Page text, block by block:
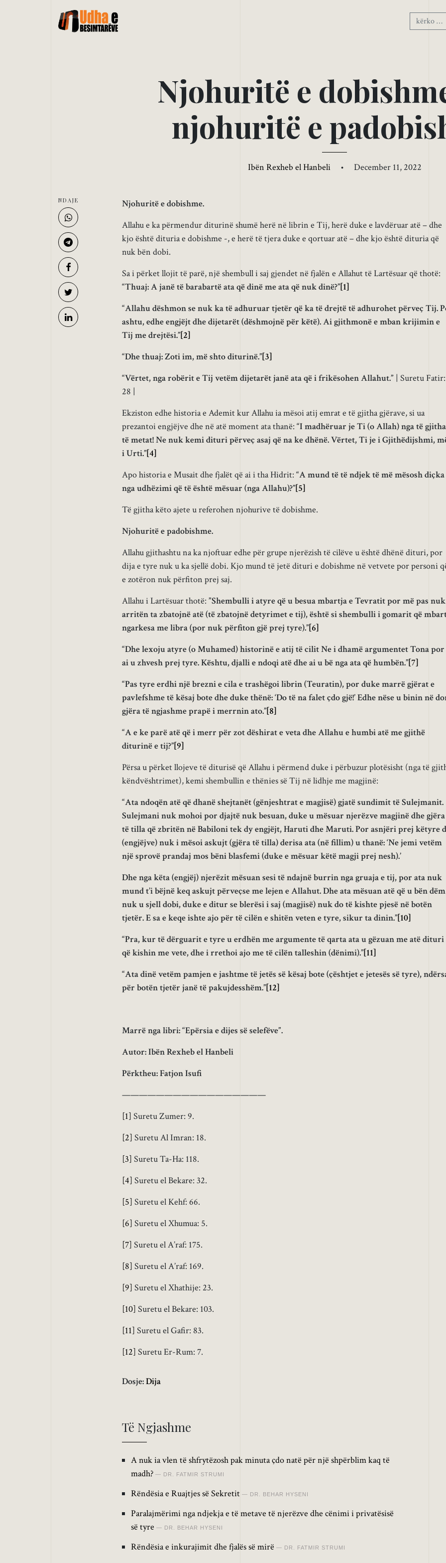
Njohuritë e dobishm
njohuritë e padobis
Ibën Rexheb el Hanbeli • December 11, 2022
Njohuritë e dobishme.
Allahu e ka përmendur diturinë shumë herë në librin e Tij, herë duke e lavdëruar atë – dhe
kjo është dituria e dobishme -, e herë të tjera duke e qortuar atë – dhe kjo është dituria që
nuk bën dobi.
Sa i përket llojit të parë, një shembull i saj gjendet në fjalën e Allahut të Lartësuar që thotë:
“Thuaj: A janë të barabartë ata që dinë me ata që nuk dinë?”[1]
“Allahu dëshmon se nuk ka të adhuruar tjetër që ka të drejtë të adhurohet përveç Tij.
ashtu, edhe engjëjt dhe dijetarët (dëshmojnë për këtë). Ai gjithmonë e mban krijimin e
Tij me drejtësi.”[2]
“Dhe thuaj: Zoti im, më shto diturinë.”[3]
“Vërtet, nga robërit e Tij vetëm dijetarët janë ata që i frikësohen Allahut.” | Suretu Fatir:
28 |
Ekziston edhe historia e Ademit kur Allahu ia mësoi atij emrat e të gjitha gjërave, si ua
prezantoi engjëjve dhe në atë moment ata thanë: “I madhëruar je Ti (o Allah) nga të gjitha
të metat! Ne nuk kemi dituri përveç asaj që na ke dhënë. Vërtet, Ti je i Gjithëdijshmi,
i Urti.”[4]
Apo historia e Musait dhe fjalët që ai i tha Hidrit: “A mund të të ndjek të më mësosh diçka
nga udhëzimi që të është mësuar (nga Allahu)?”[5]
Të gjitha këto ajete u referohen njohurive të dobishme.
Njohuritë e padobishme.
Allahu gjithashtu na ka njoftuar edhe për grupe njerëzish të cilëve u është dhënë dituri, por
dija e tyre nuk u ka sjellë dobi. Kjo mund të jetë dituri e dobishme në vetvete por personi
e zotëron nuk përfiton prej saj.
Allahu i Lartësuar thotë: ”Shembulli i atyre që u besua mbartja e Tevratit por më pas nuk
arritën ta zbatojnë atë (të zbatojnë detyrimet e tij), është si shembulli i gomarit që
ngarkesa me libra (por nuk përfiton gjë prej tyre).”[6]
“Dhe lexoju atyre (o Muhamed) historinë e atij të cilit Ne i dhamë argumentet Tona por
ai u zhvesh prej tyre. Kështu, djalli e ndoqi atë dhe ai u bë nga ata që humbën.”[7]
“Pas tyre erdhi një brezni e cila e trashëgoi librin (Teuratin), por duke marrë gjërat e
pavlefshme të kësaj bote dhe duke thënë: ‘Do të na falet çdo gjë!’ Edhe nëse u binin në
gjëra të ngjashme prapë i merrnin ato.”[8]
“A e ke parë atë që i merr për zot dëshirat e veta dhe Allahu e humbi atë me gjithë
diturinë e tij?”[9]
Përsa u përket llojeve të diturisë që Allahu i përmend duke i përbuzur plotësisht (nga të
këndvështrimet), kemi shembullin e thënies së Tij në lidhje me magjinë:
“Ata ndoqën atë që dhanë shejtanët (gënjeshtrat e magjisë) gjatë sundimit të Sulejmanit.
Sulejmani nuk mohoi por djajtë nuk besuan, duke u mësuar njerëzve magjinë dhe gjëra
të tilla që zbritën në Babiloni tek dy engjëjt, Haruti dhe Maruti. Por asnjëri prej këtyre
(engjëjve) nuk i mësoi askujt (gjëra të tilla) derisa ata (në fillim) u thanë: ‘Ne jemi vetëm
një sprovë prandaj mos bëni blasfemi (duke e mësuar këtë magji prej nesh).’
Dhe nga këta (engjëj) njerëzit mësuan sesi të ndajnë burrin nga gruaja e tij, por ata nuk
mund t’i bëjnë keq askujt përveçse me lejen e Allahut. Dhe ata mësuan atë që u bën
nuk u sjell dobi, duke e ditur se blerësi i saj (magjisë) nuk do të kishte pjesë në botën
tjetër. E sa e keqe ishte ajo për të cilën e shitën veten e tyre, sikur ta dinin.”[10]
“Pra, kur të dërguarit e tyre u erdhën me argumente të qarta ata u gëzuan me atë dituri
që kishin me vete, dhe i rrethoi ajo me të cilën talleshin (dënimi).”[11]
“Ata dinë vetëm pamjen e jashtme të jetës së kësaj bote (çështjet e jetesës së tyre),
për botën tjetër janë të pakujdesshëm.”[12]
Marrë nga libri: “Epërsia e dijes së selefëve”.
Autor: Ibën Rexheb el Hanbeli
Përktheu: Fatjon Isufi
—————————————————
[1] Suretu Zumer: 9.
[2] Suretu Al Imran: 18.
[3] Suretu Ta-Ha: 118.
[4] Suretu el Bekare: 32.
[5] Suretu el Kehf: 66.
[6] Suretu el Xhumua: 5.
[7] Suretu el A’raf: 175.
[8] Suretu el A’raf: 169.
[9] Suretu el Xhathije: 23.
[10] Suretu el Bekare: 103.
[11] Suretu el Gafir: 83.
[12] Suretu Er-Rum: 7.
Dosje:Dija
Të Ngjashme
A nuk ia vlen të shfrytëzosh pak minuta çdo natë për një shpërblim kaq të
madh?
DR. FATMIR STRUMI
Rëndësia e Ruajtjes së Sekretit DR. BEHAR HYSENI
Paralajmërimi nga ndjekja e të metave të njerëzve dhe cënimi i privatësisë
së tyre
DR. BEHAR HYSENI
Rëndësia e inkurajimit dhe fjalës së mirë DR. FATMIR STRUMI
NDAJE